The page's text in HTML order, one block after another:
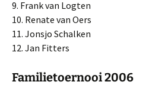
9. Frank van Logten
10. Renate van Oers
11. Jonsjo Schalken
12. Jan Fitters
Familietoernooi 2006